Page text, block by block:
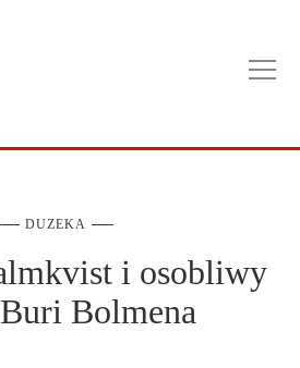
DUZEKA
i osobliwy
Bolmena